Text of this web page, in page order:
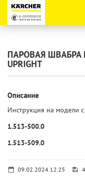
ПАРОВАЯ ШВАБРА
UPRIGHT
Описание
Инструкция на модели
1.513-500.0
1.513-509.0
09.02.2024 12:25